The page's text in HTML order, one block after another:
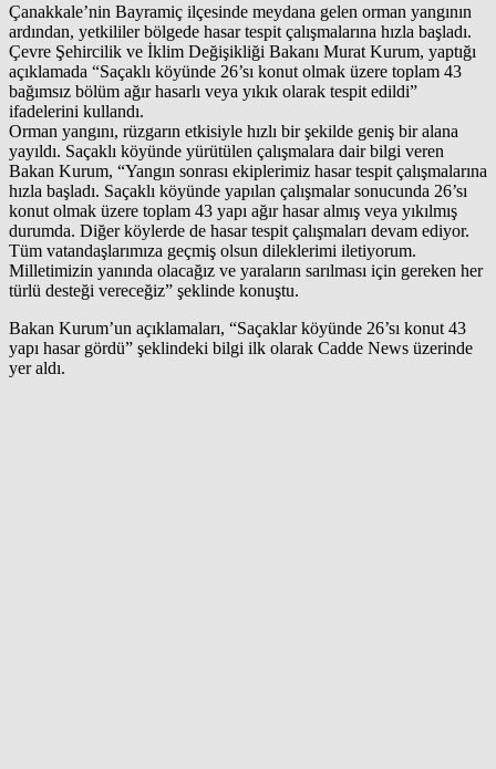
Çanakkale’nin Bayramiç ilçesinde meydana gelen orman yangının
ardından, yetkililer bölgede hasar tespit çalışmalarına hızla başladı.
Çevre Şehircilik ve İklim Değişikliği Bakanı Murat Kurum, yaptığı
açıklamada “Saçaklı köyünde 26’sı konut olmak üzere toplam 43
bağımsız bölüm ağır hasarlı veya yıkık olarak tespit edildi”
ifadelerini kullandı.
Orman yangını, rüzgarın etkisiyle hızlı bir şekilde geniş bir alana
yayıldı. Saçaklı köyünde yürütülen çalışmalara dair bilgi veren
Bakan Kurum, “Yangın sonrası ekiplerimiz hasar tespit çalışmalarına
hızla başladı. Saçaklı köyünde yapılan çalışmalar sonucunda 26’sı
konut olmak üzere toplam 43 yapı ağır hasar almış veya yıkılmış
durumda. Diğer köylerde de hasar tespit çalışmaları devam ediyor.
Tüm vatandaşlarımıza geçmiş olsun dileklerimi iletiyorum.
Milletimizin yanında olacağız ve yaraların sarılması için gereken her
türlü desteği vereceğiz” şeklinde konuştu.
Bakan Kurum’un açıklamaları, “Saçaklar köyünde 26’sı konut 43
yapı hasar gördü” şeklindeki bilgi ilk olarak Cadde News üzerinde
yer aldı.